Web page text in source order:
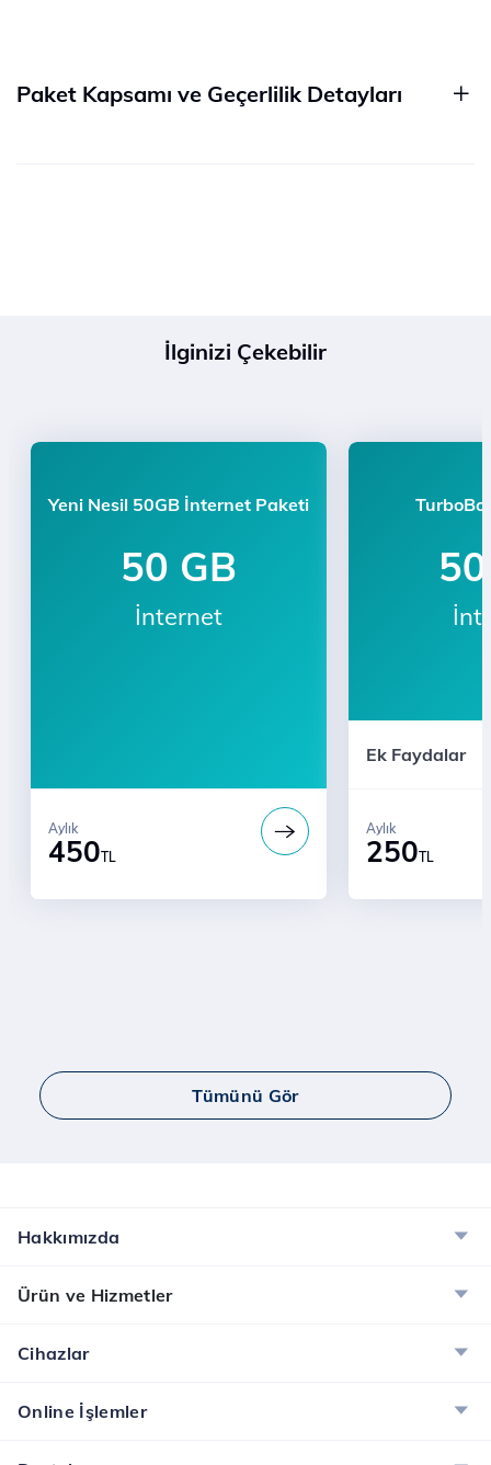
Paket Kapsamı ve Geçerlilik Detayları
İlginizi Çekebilir
Yeni Nesil 50GB İnternet Paketi
50 GB
İnternet
450TL
Aylık
Ek Faydalar
250TL
Aylık
Tümünü Gör
Hakkımızda
Ürün ve Hizmetler
Cihazlar
Online İşlemler